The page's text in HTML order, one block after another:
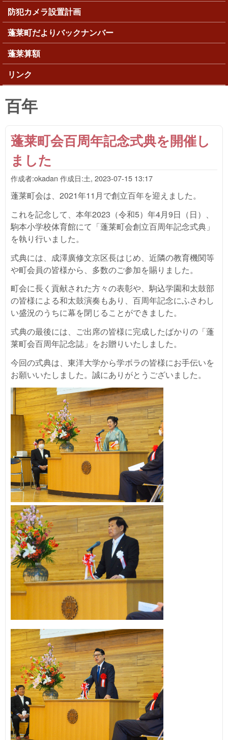
防犯カメラ設置計画
蓬莱町だよりバックナンバー
蓬莱算額
リンク
百年
蓬莱町会百周年記念式典を開催し
ました
作成者:okadan 作成日:土, 2023-07-15 13:17
蓬莱町会は、2021年11月で創立百年を迎えました。
これを記念して、本年2023（令和5）年4月9日（日）、
駒本小学校体育館にて「蓬莱町会創立百周年記念式典」
を執り行いました。
式典には、成澤廣修文京区長はじめ、近隣の教育機関等
や町会員の皆様から、多数のご参加を賜りました。
町会に長く貢献された方々の表彰や、駒込学園和太鼓部
の皆様による和太鼓演奏もあり、百周年記念にふさわし
い盛況のうちに幕を閉じることができました。
式典の最後には、ご出席の皆様に完成したばかりの「蓬
莱町会百周年記念誌」をお贈りいたしました。
今回の式典は、東洋大学から学ボラの皆様にお手伝いを
お願いいたしました。誠にありがとうございました。